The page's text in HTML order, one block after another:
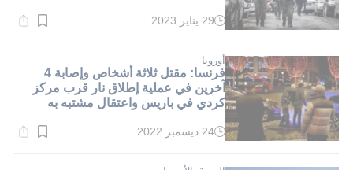
وقت
دقيقة.
29 يناير 2023
أوروبا
فرنسا: مقتل ثلاثة أشخاص وإصابة 4
آخرين في عملية إطلاق نار قرب مركز
كردي في باريس واعتقال مشتبه به
وقت
24 ديسمبر 2022